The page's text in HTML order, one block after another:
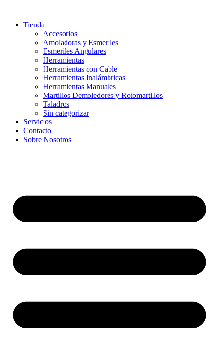
contenidoTienda
Accesorios
Amoladoras y Esmeriles
Esmeriles Angulares
Herramientas
Herramientas con Cable
Herramientas Inalámbricas
Herramientas Manuales
Martillos Demoledores y Rotomartillos
Taladros
Sin categorizar
Servicios
Contacto
Sobre Nosotros